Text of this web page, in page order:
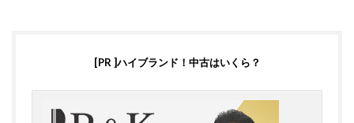
[PR ]ハイブランド！中古はいくら？